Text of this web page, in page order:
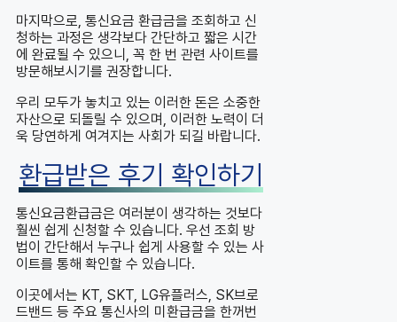
마지막으로, 통신요금 환급금을 조회하고 신
청하는 과정은 생각보다 간단하고 짧은 시간
에 완료될 수 있으니, 꼭 한 번 관련 사이트를
방문해보시기를 권장합니다.
우리 모두가 놓치고 있는 이러한 돈은 소중한
자산으로 되돌릴 수 있으며, 이러한 노력이 더
욱 당연하게 여겨지는 사회가 되길 바랍니다.
환급받은 후기 확인하기
통신요금환급금은 여러분이 생각하는 것보다
훨씬 쉽게 신청할 수 있습니다. 우선 조회 방
법이 간단해서 누구나 쉽게 사용할 수 있는 사
이트를 통해 확인할 수 있습니다.
이곳에서는 KT, SKT, LG유플러스, SK브로
드밴드 등 주요 통신사의 미환급금을 한꺼번